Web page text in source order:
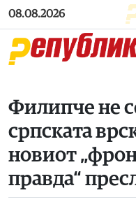
Skip to main content
08.08.2026
Филипче не
српската
новиот
правда“